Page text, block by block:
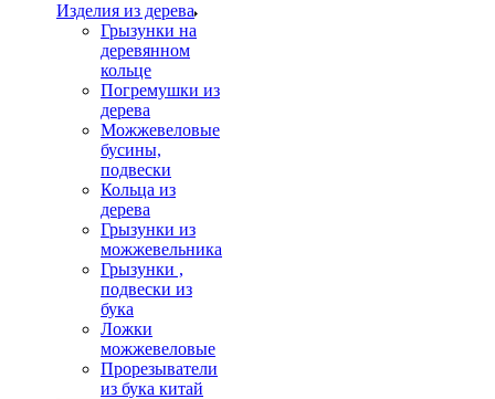
Изделия из дерева
Грызунки на
деревянном
кольце
Погремушки из
дерева
Можжевеловые
бусины,
подвески
Кольца из
дерева
Грызунки из
можжевельника
Грызунки ,
подвески из
бука
Ложки
можжевеловые
Прорезыватели
из бука китай